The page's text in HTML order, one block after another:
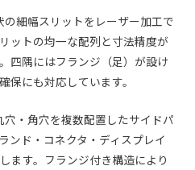
細幅スリットをレーザー加工で
ットの均一な配列と寸法精度が
四隅にはフランジ（足）が設け
保にも対応しています。
・角穴を複数配置したサイドパ
ンド・コネクタ・ディスプレイ
ます。フランジ付き構造により